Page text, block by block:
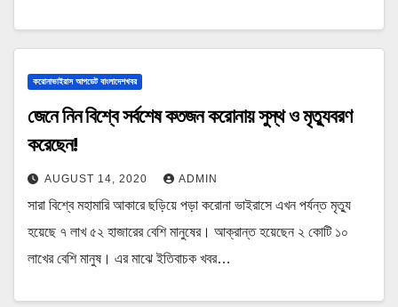
করোনাভাইরাস আপডেট বাংলাদেশখবর
জেনে নিন বিশ্বে সর্বশেষ কতজন করোনায় সুস্থ ও মৃত্যুবরণ
করেছেন!
AUGUST 14, 2020 ADMIN
সারা বিশ্বে মহামারি আকারে ছড়িয়ে পড়া করোনা ভাইরাসে এখন পর্যন্ত মৃত্যু
হয়েছে ৭ লাখ ৫২ হাজারের বেশি মানুষের। আক্রান্ত হয়েছেন ২ কোটি ১০
লাখের বেশি মানুষ। এর মাঝে ইতিবাচক খবর…